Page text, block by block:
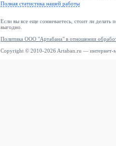
Полная статистика нашей работы
Если вы все еще сомневаетесь, стоит ли делать
выгодно.
Политика ООО "Артабана" в отношении
Copyright © 2010-2026 Artaban.ru — интернет-